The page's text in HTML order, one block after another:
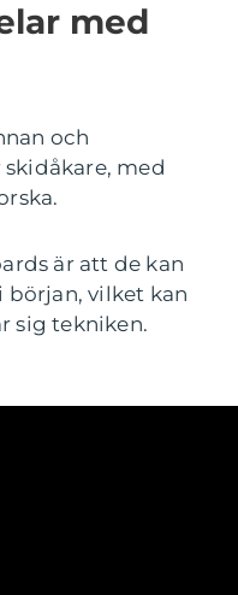
med
och
med
är att de kan
början, vilket kan
sig tekniken.